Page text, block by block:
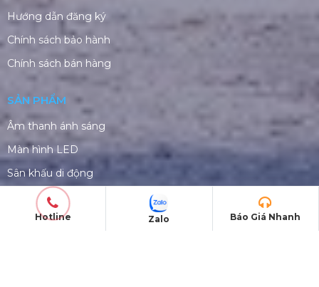
Hướng dẫn đăng ký
Chính sách bảo hành
Chính sách bán hàng
SẢN PHẨM
Âm thanh ánh sáng
Màn hình LED
Sân khấu di động
Khung Truss nhôm
CHO THUÊ THIẾT BỊ SỰ KIỆN
Hotline Báo Giá Nhanh
Zalo